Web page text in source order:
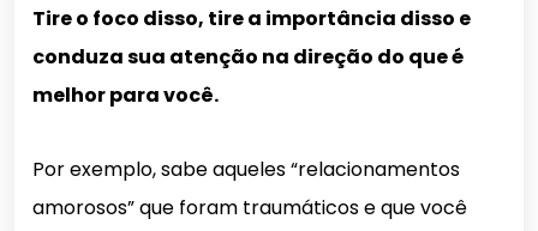
Tire o foco disso, tire a importância disso e
conduza sua atenção na direção do que é
melhor para você.
Por exemplo, sabe aqueles “relacionamentos
amorosos” que foram traumáticos e que você